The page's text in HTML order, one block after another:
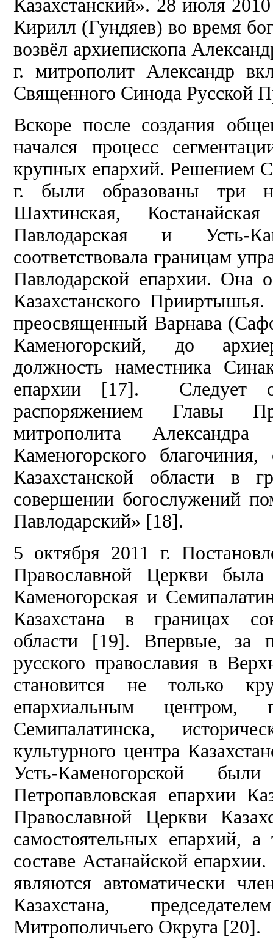
Казахстанский». 28 июля
Кирилл (Гундяев) во время
возвёл архиепископа
г. митрополит Александр
Священного Синода Русской
Вскоре после создания
начался процесс
крупных епархий. Решением
г. были образованы три
Шахтинская,
Павлодарская и Усть-
соответствовала границам
Павлодарской епархии. Она
Казахстанского
преосвященный Варнава
Каменогорский, до
должность наместника
епархии [17]. Следует
распоряжением Главы
митрополита
Каменогорского
Казахстанской области в
совершении богослужений
Павлодарский» [18].
5 октября 2011 г.
Православной Церкви была
Каменогорская и
Казахстана в границах
области [19]. Впервые, за
русского православия в
становится не только
епархиальным центром,
Семипалатинска,
культурного центра
Усть-Каменогорской
Петропавловская епархии
Православной Церкви
самостоятельных епархий, а
составе Астанайской
являются автоматически
Казахстана,
Митрополичьего Округа [20].